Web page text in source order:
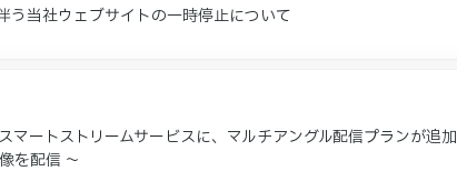
う当社ウェブサイトの一時停止について
マートストリームサービスに、マルチアングル配信プランが追加
を配信 ～